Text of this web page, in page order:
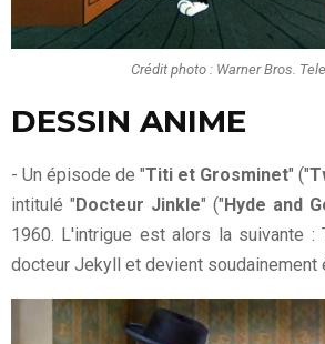
Crédit photo : Warner Bros.
DESSIN ANIME
- Un épisode de "Titi et Grosminet" ("
intitulé "Docteur Jinkle" ("Hyde and
1960. L'intrigue est alors la suivante
docteur Jekyll et devient soudainement